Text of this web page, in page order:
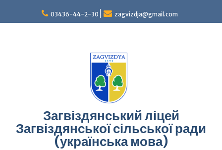
вмісту
03436-44-2-30 zagvizdja@gmail.com
Загвіздянський ліцей
Загвіздянської сільської ради
(українська мова)